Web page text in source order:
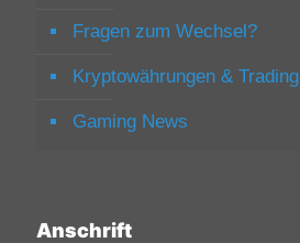
Fragen zum Wechsel?
Kryptowährungen & Trading
Gaming News
Anschrift